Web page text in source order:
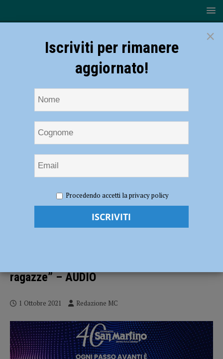
rosa in ottobre per la campagna della Lilt, Franco Pugliese:
“Preoccupa l’aumento di casi tra le ragazze” – AUDIO
Piacenza si colora di rosa in ottobre per
ragazze” – AUDIO
1 Ottobre 2021 Redazione MC
×
Iscriviti per rimanere
aggiornato!
Procedendo accetti la privacy policy